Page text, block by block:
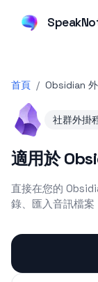
首頁 / Obsidian
社群外掛
適用於
直接在您的
錄、匯入音訊檔案